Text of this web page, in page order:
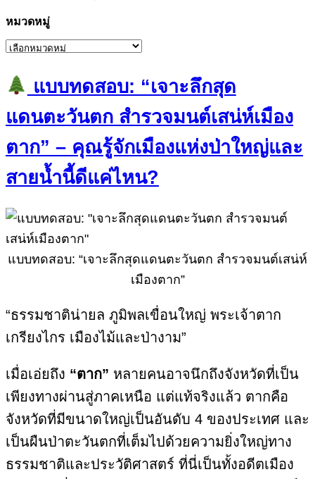
หมวดหมู่
หมวด
แบบทดสอบ: “เจาะลึกสุด
แดนตะวันตก สำรวจมนต์เสน่ห์เมือง
ตาก” – คุณรู้จักเมืองแห่งป่าใหญ่และ
สายน้ำนี้ดีแค่ไหน?
แบบทดสอบ: “เจาะลึกสุดแดนตะวันตก สำรวจมนต์เสน่ห์
เมืองตาก”
“ธรรมชาติน่ายล ภูมิพลเขื่อนใหญ่ พระเจ้าตาก
เกรียงไกร เมืองไม้และป่างาม”
เมื่อเอ่ยถึง “ตาก” หลายคนอาจนึกถึงจังหวัดที่เป็น
เพียงทางผ่านสู่ภาคเหนือ แต่แท้จริงแล้ว ตากคือ
จังหวัดที่มีขนาดใหญ่เป็นอันดับ 4 ของประเทศ และ
เป็นผืนป่าตะวันตกที่เต็มไปด้วยความยิ่งใหญ่ทาง
ธรรมชาติและประวัติศาสตร์ ที่นี่เป็นทั้งอดีตเมือง